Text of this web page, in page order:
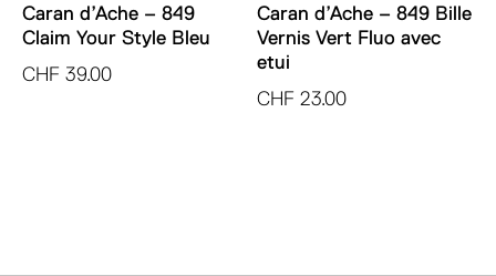
Caran d’Ache – 849
Claim Your Style Bleu
CHF 39.00
Caran d’Ache – 849 Bille
Vernis Vert Fluo avec
etui
CHF 23.00